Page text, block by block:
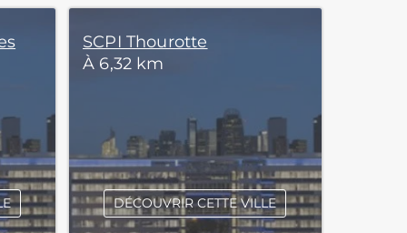
SCPI Thourotte
À 6,32 km
DÉCOUVRIR CETTE VILLE